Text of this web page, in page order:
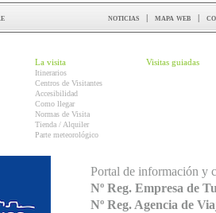
noticias | mapa web |
La visita
Itinerarios
Centros de Visitantes
Accesibilidad
Como llegar
Normas de Visita
Tienda / Alquiler
Parte meteorológico
Visitas guiadas
Portal de información y
Nº Reg. Empresa de
Nº Reg. Agencia de